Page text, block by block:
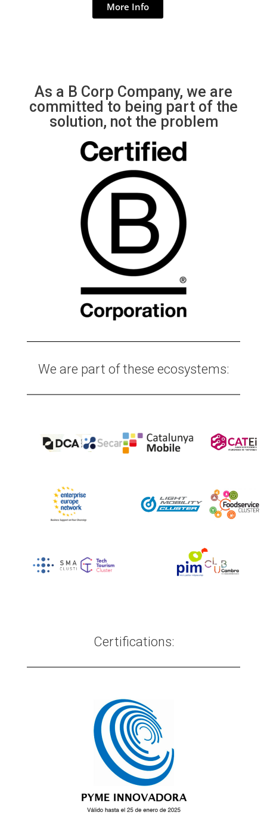
More Info
As a B Corp Company, we are
committed to being part of the
solution, not the problem
We are part of these ecosystems:
Certifications: